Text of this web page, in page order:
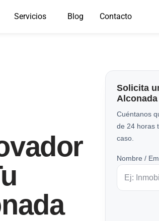
Servicios Blog Contacto
Solicita
Alconada
Cuéntanos
de 24 horas
caso.
Nombre /